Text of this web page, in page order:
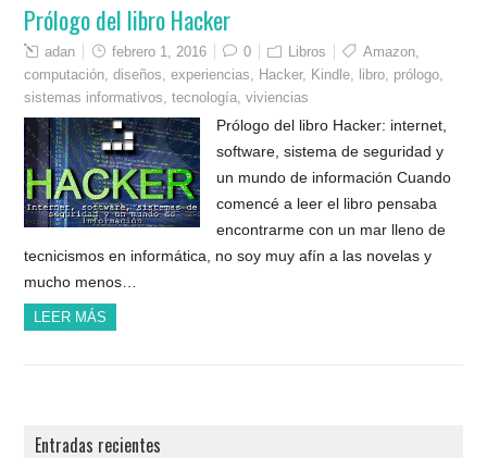
Prólogo del libro Hacker
adan febrero 1, 2016 0 Libros Amazon
computación ,diseños ,experiencias Hacker, Kindle libro prólogo
sistemas informativos ,tecnología ,viviencias
Prólogo del libro Hacker: internet,
software, sistema de seguridad y
un mundo de información Cuando
comencé a leer el libro pensaba
encontrarme con un mar lleno de
tecnicismos en informática, no soy muy afín a las novelas y
mucho menos…
LEER MÁS
Entradas recientes